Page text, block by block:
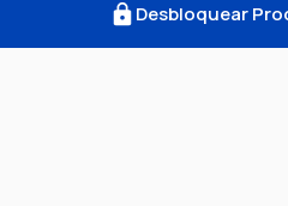
Desbloquear